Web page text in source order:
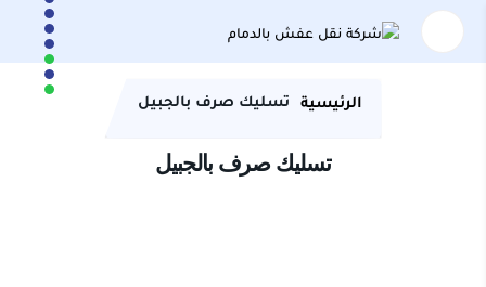
الرئيسية تسليك صرف بالجبيل
تسليك صرف بالجبيل